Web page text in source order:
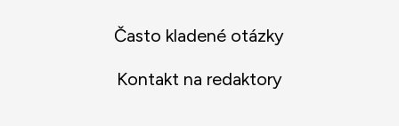
Často kladené otázky
Kontakt na redaktory